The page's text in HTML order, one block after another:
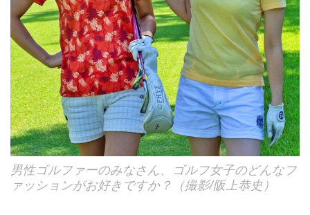
男性ゴルファーのみなさん、ゴルフ女子のどんなフ
ァッションがお好きですか？（撮影/阪上恭史）